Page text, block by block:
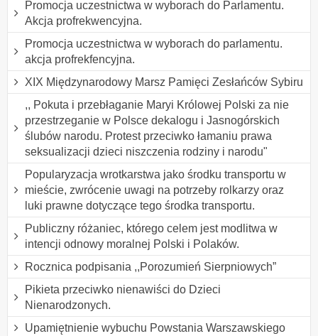
Promocja uczestnictwa w wyborach do Parlamentu.
Akcja profrekwencyjna.
Promocja uczestnictwa w wyborach do parlamentu.
akcja profrekfencyjna.
XIX Międzynarodowy Marsz Pamięci Zesłańców Sybiru
,, Pokuta i przebłaganie Maryi Królowej Polski za nie
przestrzeganie w Polsce dekalogu i Jasnogórskich
ślubów narodu. Protest przeciwko łamaniu prawa
seksualizacji dzieci niszczenia rodziny i narodu"
Popularyzacja wrotkarstwa jako środku transportu w
mieście, zwrócenie uwagi na potrzeby rolkarzy oraz
luki prawne dotyczące tego środka transportu.
Publiczny różaniec, którego celem jest modlitwa w
intencji odnowy moralnej Polski i Polaków.
Rocznica podpisania ,,Porozumień Sierpniowych”
Pikieta przeciwko nienawiści do Dzieci
Nienarodzonych.
Upamiętnienie wybuchu Powstania Warszawskiego